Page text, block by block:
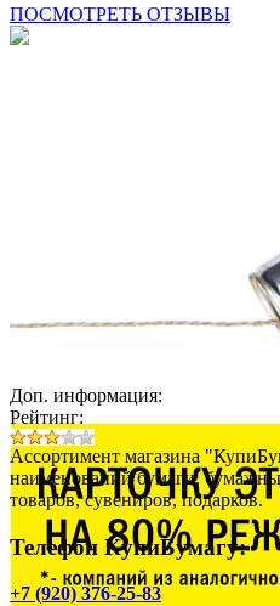
ПОСМОТРЕТЬ ОТЗЫВЫ
Доп. информация:
Рейтинг:
Ассортимент магазина
наименований бумаги,
товаров, сувениров, подарков.
Телефон КупиБумагу:
+7 (920) 376-25-83